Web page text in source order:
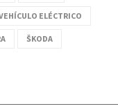
ELÉCTRICO
ŠKODA